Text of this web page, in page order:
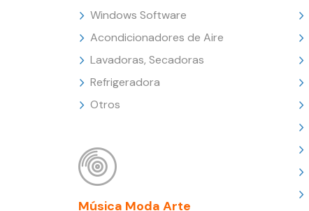
Windows Software
Acondicionadores de Aire
Lavadoras, Secadoras
Refrigeradora
Otros
Música Moda Arte